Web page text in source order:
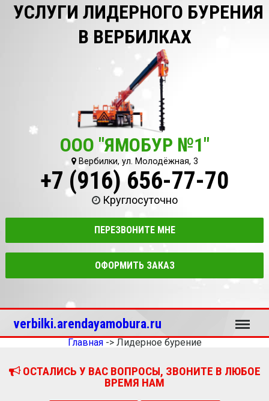
УСЛУГИ ЛИДЕРНОГО БУРЕНИЯ
В ВЕРБИЛКАХ
ООО "ЯМОБУР №1"
Вербилки, ул. Молодёжная, 3
+7 (916) 656-77-70
Круглосуточно
ПЕРЕЗВОНИТЕ МНЕ
ОФОРМИТЬ ЗАКАЗ
verbilki.arendayamobura.ru Меню
Главная-> Лидерное бурение
ОСТАЛИСЬ У ВАС ВОПРОСЫ, ЗВОНИТЕ В ЛЮБОЕ
ВРЕМЯ НАМ